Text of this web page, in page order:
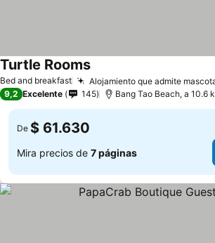
Bed and breakfast Alojamiento que admite
Turtle Rooms
9,2 Excelente 145 Bang Tao Beach, a 10.6
De $ 61.630
Mira precios de 7 páginas